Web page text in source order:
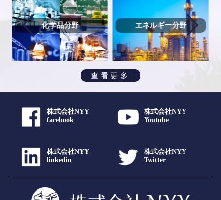
化学品分野 エネルギー分野
查看更多
株式会社NYY
facebook
株式会社NYY
Youtube
株式会社NYY
linkedin
株式会社NYY
Twitter